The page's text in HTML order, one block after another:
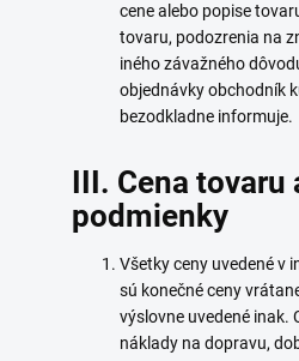
cene alebo popise
tovaru, podozrenia na
iného závažného
objednávky obchodník
bezodkladne informuje.
III. Cena tovaru
podmienky
Všetky ceny uvedené v
sú konečné ceny
výslovne uvedené inak.
náklady na dopravu,